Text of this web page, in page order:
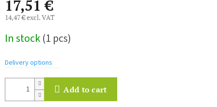
17,51 €
14,47 € excl. VAT
price:
In stock(1 pcs)
Delivery options
Add to cart